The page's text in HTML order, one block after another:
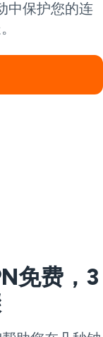
中保护您的连
免费，3